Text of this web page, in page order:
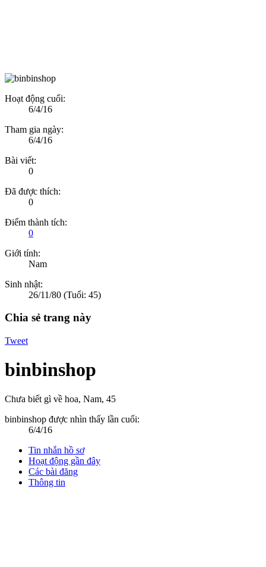
Hoạt động cuối:
6/4/16
Tham gia ngày:
6/4/16
Bài viết:
0
Đã được thích:
0
Điểm thành tích:
0
Giới tính:
Nam
Sinh nhật:
26/11/80 (Tuổi: 45)
Chia sẻ trang này
Tweet
binbinshop
Chưa biết gì về hoa, Nam, 45
binbinshop được nhìn thấy lần cuối:
6/4/16
Tin nhắn hồ sơ
Hoạt động gần đây
Các bài đăng
Thông tin